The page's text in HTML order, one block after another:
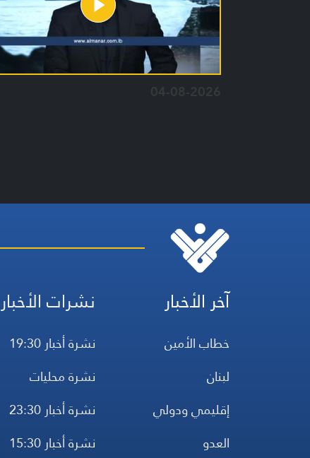
04-08-2026
آخر الأخبار
خطاب الأمين
لبنان
إقليمي ودولي
العدو
نشرات الأخبار
نشرة أخبار 19:30
نشرة محليات
نشرة أخبار 23:30
نشرة أخبار 15:30